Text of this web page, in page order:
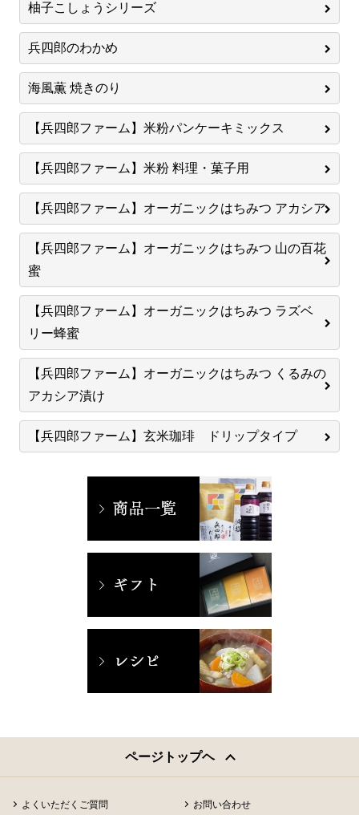
柚子こしょうシリーズ
兵四郎のわかめ
海風薫 焼きのり
【兵四郎ファーム】米粉パンケーキミックス
【兵四郎ファーム】米粉 料理・菓子用
【兵四郎ファーム】オーガニックはちみつ アカシア
【兵四郎ファーム】オーガニックはちみつ 山の百花
蜜
【兵四郎ファーム】オーガニックはちみつ ラズベ
リー蜂蜜
【兵四郎ファーム】オーガニックはちみつ くるみの
アカシア漬け
【兵四郎ファーム】玄米珈琲 ドリップタイプ
ページトップヘ
よくいただくご質問 お問い合わせ